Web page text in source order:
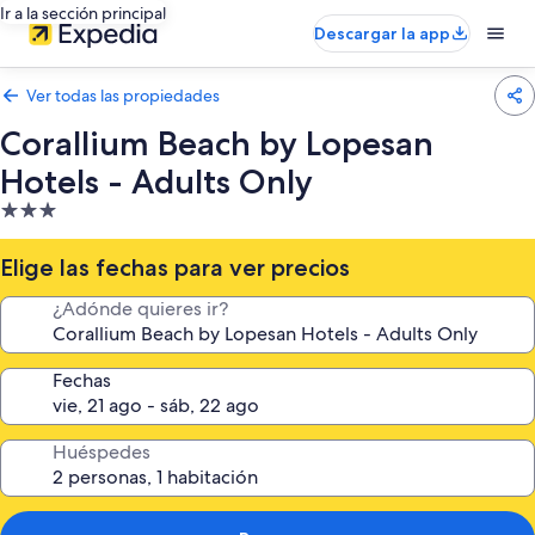
Ir a la sección principal
Descargar la app
Ver todas las propiedades
Corallium Beach by Lopesan
Hotels - Adults Only
Propiedad
de
3.0
estrellas
Elige las fechas para ver precios
¿Adónde quieres ir?
Fechas
Huéspedes